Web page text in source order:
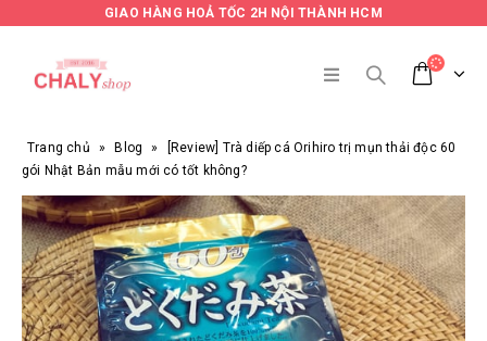
GIAO HÀNG HOẢ TỐC 2H NỘI THÀNH HCM
Trang chủ » Blog »
[Review] Trà diếp cá Orihiro trị mụn thải độc 60
gói Nhật Bản mẫu mới có tốt không?